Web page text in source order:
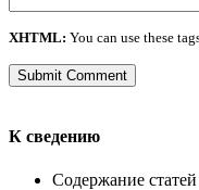
XHTML: You can use these
К сведению
Содержание